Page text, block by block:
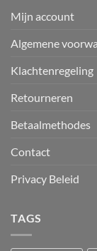
Mijn account
Algemene
Klachtenregeling
Retourneren
Betaalmethodes
Contact
Privacy Beleid
TAGS